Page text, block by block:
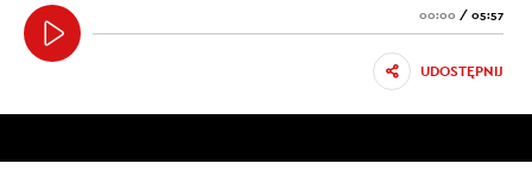
00:00 / 05:57
UDOSTĘPNIJ